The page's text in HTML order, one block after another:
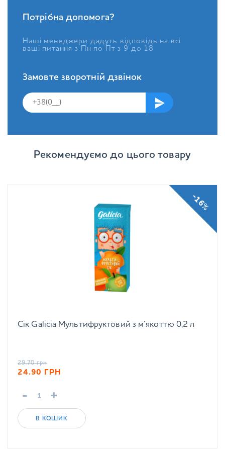
Потрібна допомога?
Наші менеджери дадуть відповідь на всі
ваші питання з Пн по Пт з 9 до 18
Замовте зворотній дзвінок
Рекомендуємо до цього товару
Сік Galicia Мультифруктовий з м’якоттю 0,2 л
29.70 грн
24.90 ГРН
- +
В КОШИК
-16%